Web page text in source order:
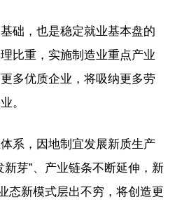
础，也是稳定就业基本盘的
比重，实施制造业重点产业
多优质企业，将吸纳更多劳
。
系，因地制宜发展新质生产
新芽”、产业链条不断延伸，新
态新模式层出不穷，将创造更